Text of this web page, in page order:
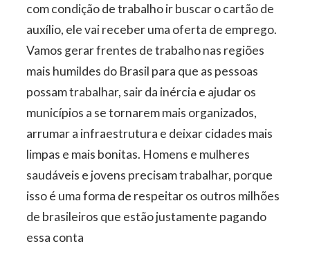
com condição de trabalho ir buscar o cartão de
auxílio, ele vai receber uma oferta de emprego.
Vamos gerar frentes de trabalho nas regiões
mais humildes do Brasil para que as pessoas
possam trabalhar, sair da inércia e ajudar os
municípios a se tornarem mais organizados,
arrumar a infraestrutura e deixar cidades mais
limpas e mais bonitas. Homens e mulheres
saudáveis e jovens precisam trabalhar, porque
isso é uma forma de respeitar os outros milhões
de brasileiros que estão justamente pagando
essa conta